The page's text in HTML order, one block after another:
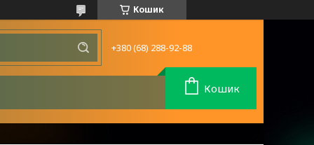
Кошик
+380 (68) 288-92-88
Кошик